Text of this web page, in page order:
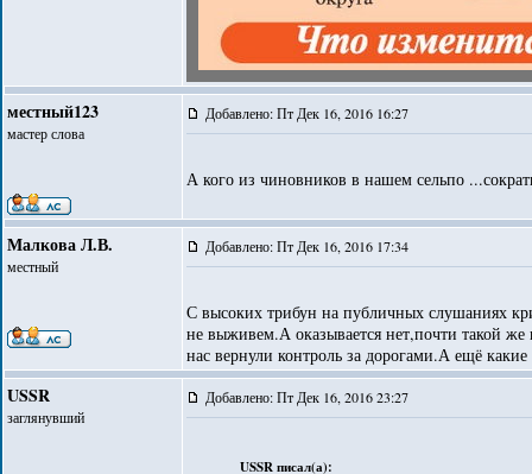
местный123
мастер слова
Добавлено: Пт Дек 16, 2016 16:27
А кого из чиновников в нашем сельпо
Малкова Л.В.
местный
Добавлено: Пт Дек 16, 2016 17:34
С высоких трибун на публичных слушаниях
не выживем.А оказывается нет,почти такой
нас вернули контроль за дорогами.А ещё
USSR
заглянувший
Добавлено: Пт Дек 16, 2016 23:27
USSR писал(а):